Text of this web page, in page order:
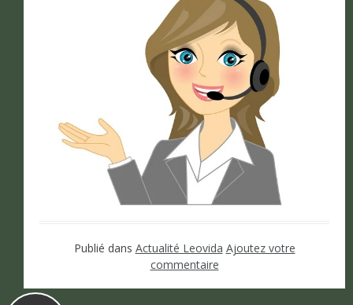
Publié dans Actualité Leovida Ajoutez votre
commentaire